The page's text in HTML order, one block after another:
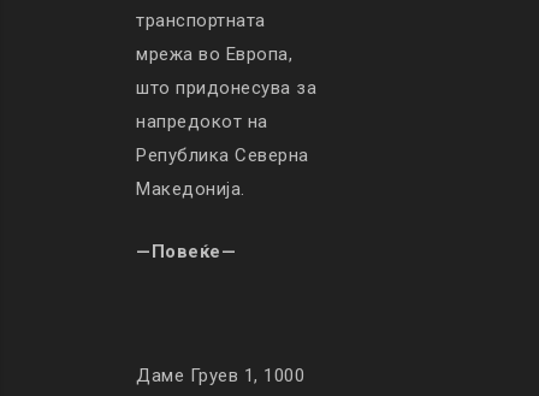
транспортната
мрежа во Европа,
што придонесува за
напредокот на
Република Северна
Македонија.
—Повеќе—
Даме Груев 1, 1000